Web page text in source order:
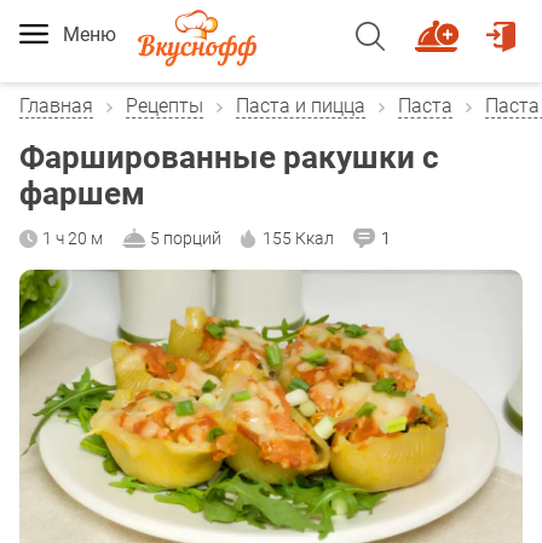
Меню
Главная Рецепты Паста и пицца Паста
Фаршированные ракушки с
фаршем
1 ч 20 м 5 порций 155 Ккал 1